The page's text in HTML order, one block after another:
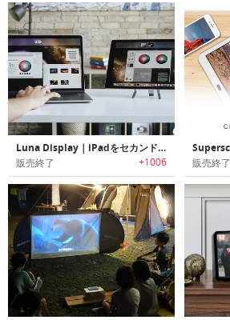
Luna Display｜iPadをセカンドディスプレイに変換するハードウェアソリューション「ルナ」
販売終了 +1006 販売終了